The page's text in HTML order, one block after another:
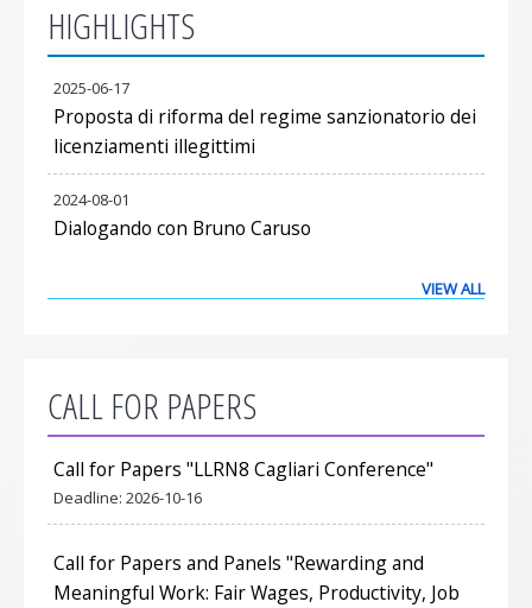
HIGHLIGHTS
2025-06-17
Proposta di riforma del regime sanzionatorio dei
licenziamenti illegittimi
2024-08-01
Dialogando con Bruno Caruso
VIEW ALL
CALL FOR PAPERS
Call for Papers "LLRN8 Cagliari Conference"
Deadline: 2026-10-16
Call for Papers and Panels "Rewarding and
Meaningful Work: Fair Wages, Productivity, Job